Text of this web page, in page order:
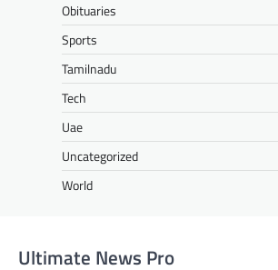
Obituaries
Sports
Tamilnadu
Tech
Uae
Uncategorized
World
Ultimate News Pro